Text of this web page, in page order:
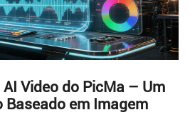
Video do PicMa – Um
Baseado em Imagem